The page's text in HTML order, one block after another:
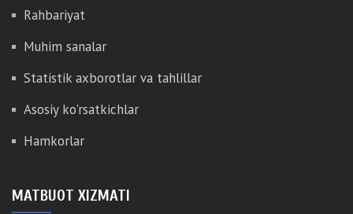
Rahbariyat
Muhim sanalar
Statistik axborotlar va tahlillar
Asosiy ko'rsatkichlar
Hamkorlar
MATBUOT XIZMATI